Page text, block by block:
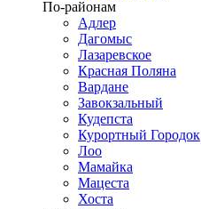
По-районам
Адлер
Дагомыс
Лазаревское
Красная Поляна
Вардане
Завокзальный
Кудепста
Курортный Городок
Лоо
Мамайка
Мацеста
Хоста